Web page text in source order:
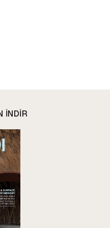
INDIR